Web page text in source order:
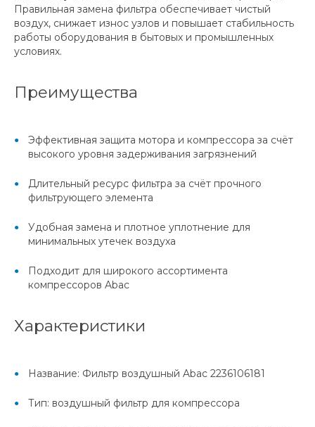
Правильная замена фильтра обеспечивает чистый
воздух, снижает износ узлов и повышает стабильность
работы оборудования в бытовых и промышленных
условиях.
Преимущества
Эффективная защита мотора и компрессора за счёт
высокого уровня задерживания загрязнений
Длительный ресурс фильтра за счёт прочного
фильтрующего элемента
Удобная замена и плотное уплотнение для
минимальных утечек воздуха
Подходит для широкого ассортимента
компрессоров Abac
Характеристики
Название: Фильтр воздушный Abac 2236106181
Тип: воздушный фильтр для компрессора